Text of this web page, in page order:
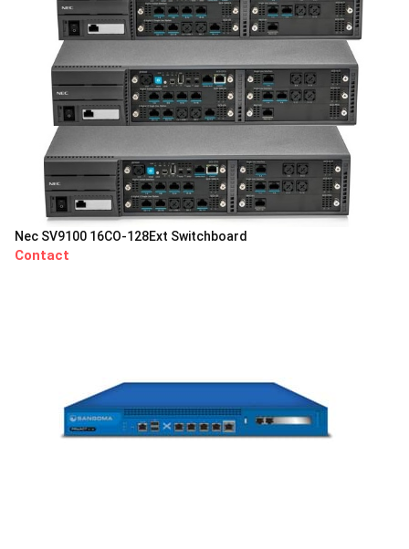
Nec SV9100 16CO-128Ext Switchboard
Contact